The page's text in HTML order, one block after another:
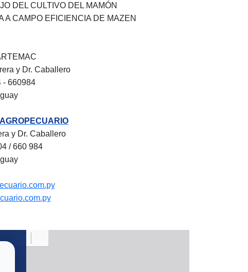
DEL CULTIVO DEL MAMÓN
A CAMPO EFICIENCIA DE MAZEN
y Dr. Caballero
- 660984
y Dr. Caballero
/ 660 984